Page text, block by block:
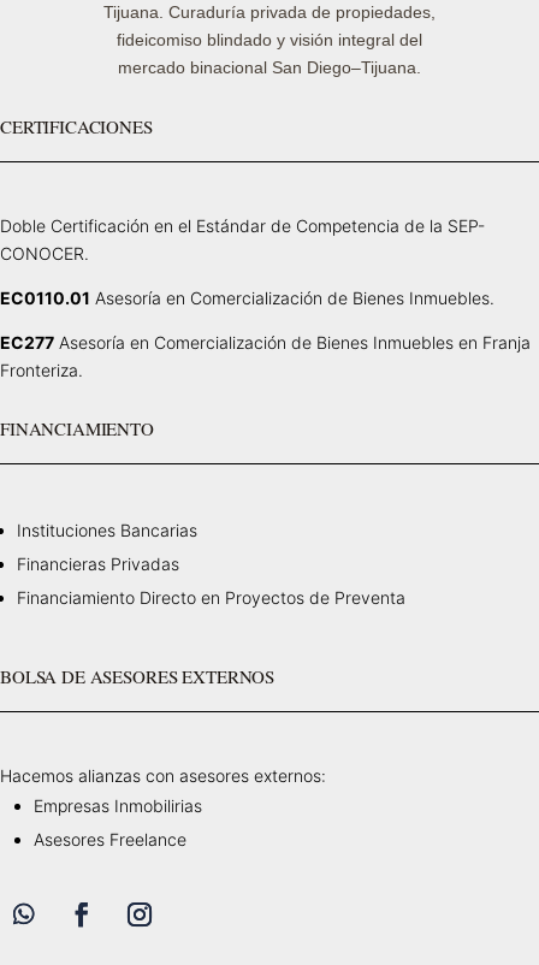
Tijuana. Curaduría privada de propiedades,
fideicomiso blindado y visión integral del
mercado binacional San Diego–Tijuana.
CERTIFICACIONES
Doble Certificación en el Estándar de Competencia de la SEP-
CONOCER.
EC0110.01 Asesoría en Comercialización de Bienes Inmuebles.
EC277 Asesoría en Comercialización de Bienes Inmuebles en Franja
Fronteriza.
FINANCIAMIENTO
Instituciones Bancarias
Financieras Privadas
Financiamiento Directo en Proyectos de Preventa
BOLSA DE ASESORES EXTERNOS
Hacemos alianzas con asesores externos:
Empresas Inmobilirias
Asesores Freelance